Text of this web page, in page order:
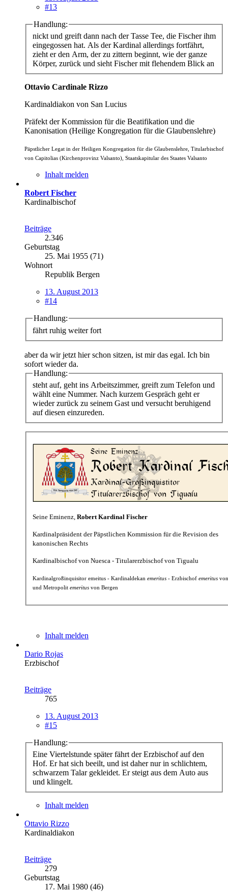
#13
Handlung:
nickt und greift dann nach der Tasse Tee, die Fischer ihm
eingegossen hat. Als der Kardinal allerdings fortfährt,
zieht er den Arm, der zu zittern beginnt, wie der ganze
Körper, zurück und sieht Fischer mit flehendem Blick an
Ottavio Cardinale Rizzo
Kardinaldiakon von San Lucius
Präfekt der Kommission für die Beatifikation und die
Kanonisation (Heilige Kongregation für die Glaubenslehre)
Päpstlicher Legat in der Heiligen Kongregation für die Glaubenslehre, Titularbischof
von Capitolias (Kirchenprovinz Valsanto), Staatskapitular des Staates Valsanto
Inhalt melden
Robert Fischer
Kardinalbischof
Beiträge
2.346
Geburtstag
25. Mai 1955 (71)
Wohnort
Republik Bergen
13. August 2013
#14
Handlung:
fährt ruhig weiter fort
aber da wir jetzt hier schon sitzen, ist mir das egal. Ich bin
sofort wieder da.
Handlung:
steht auf, geht ins Arbeitszimmer, greift zum Telefon und
wählt eine Nummer. Nach kurzem Gespräch geht er
wieder zurück zu seinem Gast und versucht beruhigend
auf diesen einzureden.
Seine Eminenz, Robert Kardinal Fischer
Kardinalpräsident der Päpstlichen Kommission für die Revision des
kanonischen Rechts
Kardinalbischof von Nuesca - Titularerzbischof von Tigualu
Kardinalgroßinquisitor emeitus - Kardinaldekan emeritus - Erzbischof emeritus
und Metropolit emeritus von Bergen
Inhalt melden
Dario Rojas
Erzbischof
Beiträge
765
13. August 2013
#15
Handlung:
Eine Viertelstunde später fährt der Erzbischof auf den
Hof. Er hat sich beeilt, und ist daher nur in schlichtem,
schwarzem Talar gekleidet. Er steigt aus dem Auto aus
und klingelt.
Inhalt melden
Ottavio Rizzo
Kardinaldiakon
Beiträge
279
Geburtstag
17. Mai 1980 (46)